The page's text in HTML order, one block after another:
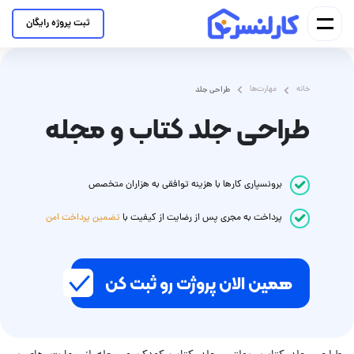
ثبت پروژه رایگان
خانه مهارت‌ها طراحی جلد
طراحی جلد کتاب و مجله
برونسپاری کارها با هزینه توافقی به هزاران متخصص
پرداخت به مجری پس از رضایت از کیفیت با تضمین پرداخت امن
همین الان پروژت رو ثبت کن